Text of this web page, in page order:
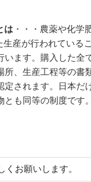
は ・・・農薬や化学
生産が行われている
います。購入した全
所、生産工程等の書
定されます。日本だ
とも同等の制度です。
くお願いします。